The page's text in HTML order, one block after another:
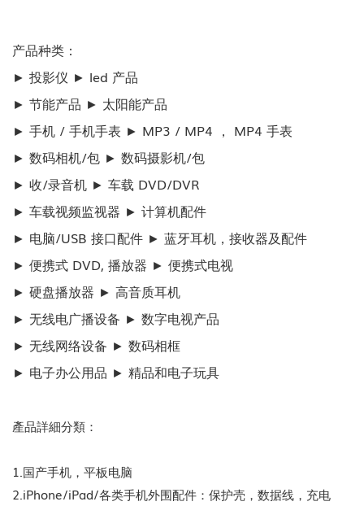
产品种类：
► 投影仪 ► led 产品
► 节能产品 ► 太阳能产品
► 手机 / 手机手表 ► MP3 / MP4 ， MP4 手表
► 数码相机/包 ► 数码摄影机/包
► 收/录音机 ► 车载 DVD/DVR
► 车载视频监视器 ► 计算机配件
► 电脑/USB 接口配件 ► 蓝牙耳机，接收器及配件
► 便携式 DVD, 播放器 ► 便携式电视
► 硬盘播放器 ► 高音质耳机
► 无线电广播设备 ► 数字电视产品
► 无线网络设备 ► 数码相框
► 电子办公用品 ► 精品和电子玩具
產品詳細分類：
1.国产手机，平板电脑
2.iPhone/iPad/各类手机外围配件：保护壳，数据线，充电